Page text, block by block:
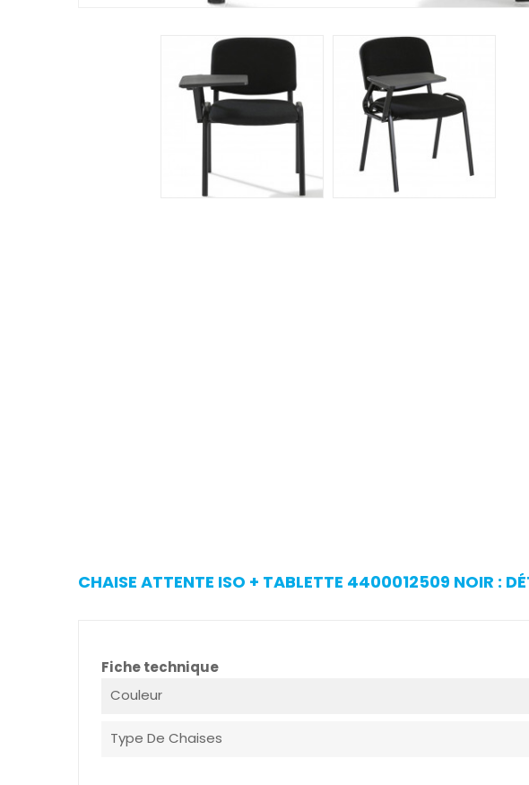
CHAISE ATTENTE ISO + TABLETTE 4400012509 NOIR :
Fiche technique
Couleur
Type De Chaises